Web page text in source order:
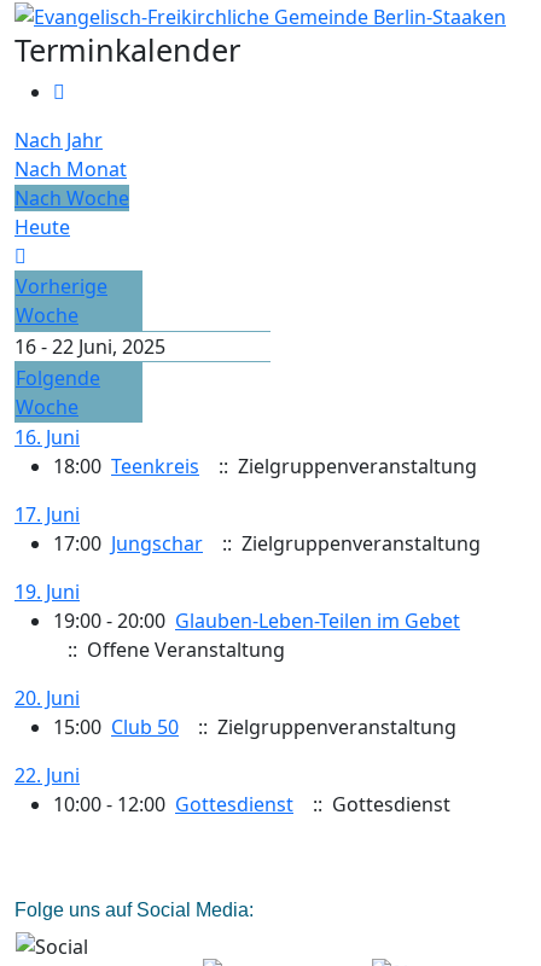
Terminkalender
Nach Jahr
Nach Monat
Nach Woche
Heute
Vorherige
Woche
16 - 22 Juni, 2025
Folgende
Woche
16. Juni
18:00 Teenkreis
:: Zielgruppenveranstaltung
17. Juni
17:00 Jungschar
:: Zielgruppenveranstaltung
19. Juni
19:00 - 20:00 Glauben-Leben-Teilen im Gebet
:: Offene Veranstaltung
20. Juni
15:00 Club 50
:: Zielgruppenveranstaltung
22. Juni
10:00 - 12:00 Gottesdienst :: Gottesdienst
Folge uns auf Social Media: